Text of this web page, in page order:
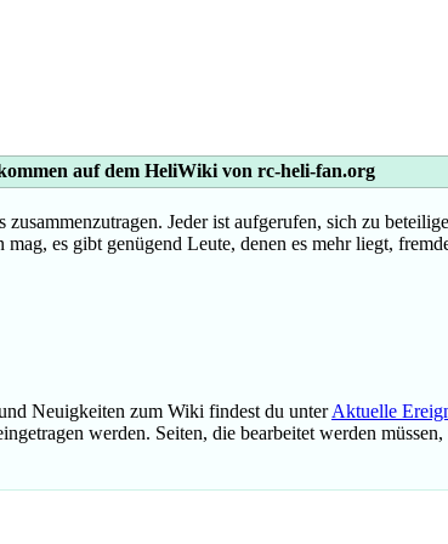
auf dem HeliWiki von rc-heli-fan.org
Jeder ist aufgerufen, sich zu
es gibt genügend Leute, denen es mehr liegt,
Neuigkeiten zum Wiki findest du unterAktuelle
werden. Seiten, die bearbeitet werden